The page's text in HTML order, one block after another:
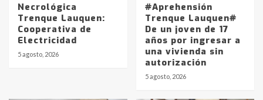
Necrológica
Trenque Lauquen:
Cooperativa de
Electricidad
5 agosto, 2026
#Aprehensión
Trenque Lauquen#
De un joven de 17
años por ingresar a
una vivienda sin
autorización
5 agosto, 2026